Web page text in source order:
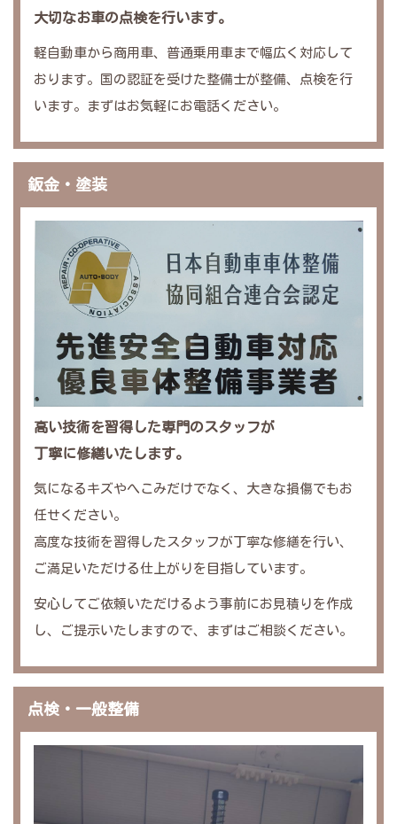
大切なお車の点検を行います。
軽自動車から商用車、普通乗用車まで幅広く対応して
おります。国の認証を受けた整備士が整備、点検を行
います。まずはお気軽にお電話ください。
鈑金・塗装
高い技術を習得した専門のスタッフが
丁寧に修繕いたします。
気になるキズやへこみだけでなく、大きな損傷でもお
任せください。
高度な技術を習得したスタッフが丁寧な修繕を行い、
ご満足いただける仕上がりを目指しています。
安心してご依頼いただけるよう事前にお見積りを作成
し、ご提示いたしますので、まずはご相談ください。
点検・一般整備